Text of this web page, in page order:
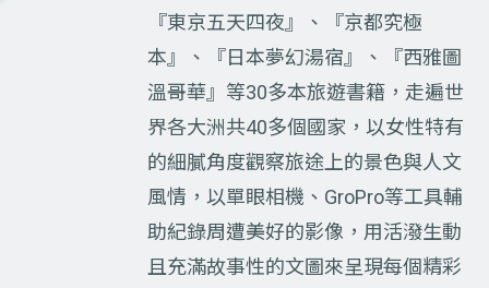
『東京五天四夜』、『京都究極
本』、『日本夢幻湯宿』、『西雅圖
溫哥華』等30多本旅遊書籍，走遍世
界各大洲共40多個國家，以女性特有
的細膩角度觀察旅途上的景色與人文
風情，以單眼相機、GroPro等工具輔
助紀錄周遭美好的影像，用活潑生動
且充滿故事性的文圖來呈現每個精彩